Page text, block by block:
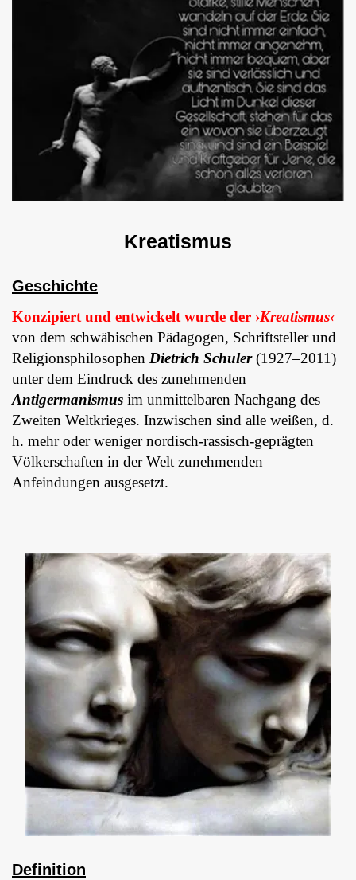
Kreatismus
Geschichte
Konzipiert und entwickelt wurde der ›Kreatismus‹
von dem schwäbischen Pädagogen, Schriftsteller und
Religionsphilosophen Dietrich Schuler(1927–2011)
unter dem Eindruck des zunehmenden
Antigermanismus im unmittelbaren Nachgang des
Zweiten Weltkrieges. Inzwischen sind alle weißen, d.
h. mehr oder weniger nordisch-rassisch-geprägten
Völkerschaften in der Welt zunehmenden
Anfeindungen ausgesetzt.
Definition